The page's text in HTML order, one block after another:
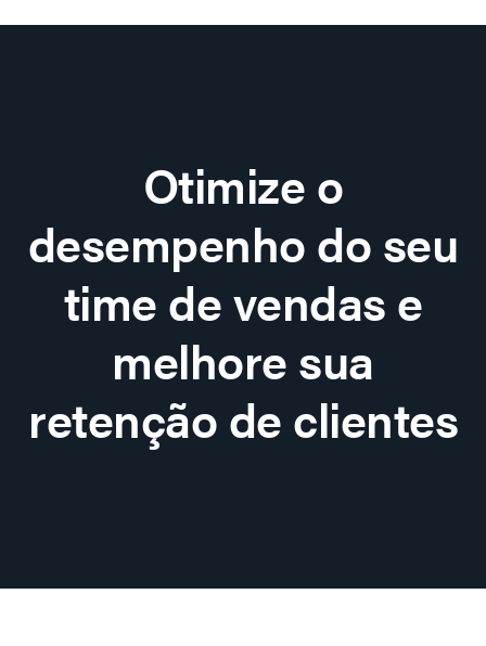
Otimize o
desempenho do seu
time de vendas e
melhore sua
retenção de clientes